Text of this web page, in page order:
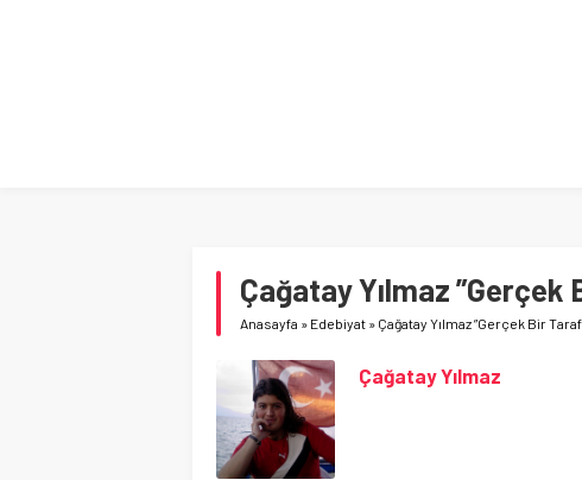
Çağatay Yılmaz
Anasayfa » Edebiyat » Çağatay Yılmaz ”Gerçek Bir
Çağatay Yılmaz